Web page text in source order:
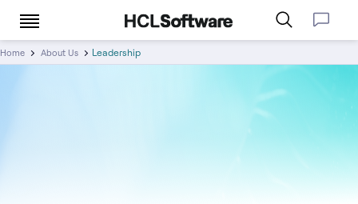
Home About Us Leadership